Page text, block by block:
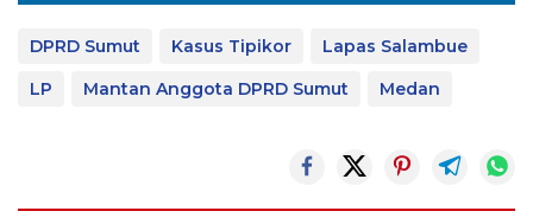
DPRD Sumut Kasus Tipikor
Lapas Salambue
LP
Mantan Anggota DPRD Sumut Medan